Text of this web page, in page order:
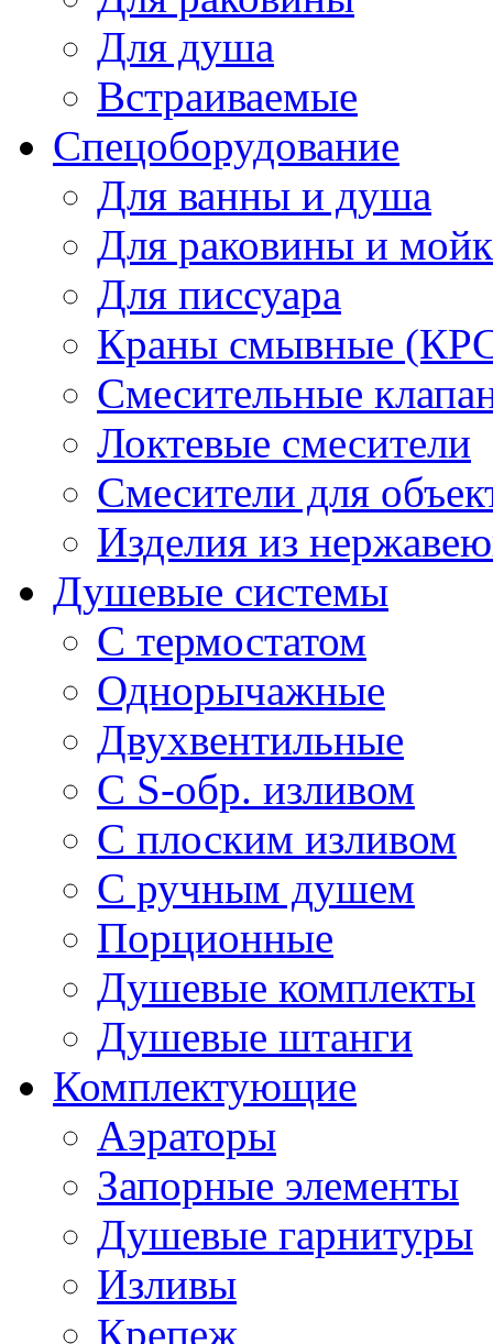
Для душа
Встраиваемые
Спецоборудование
Для ванны и душа
Для раковины и
Для писсуара
Краны смывные
Смесительные
Локтевые смесители
Смесители для
Изделия из
Душевые системы
С термостатом
Однорычажные
Двухвентильные
С S-обр. изливом
С плоским изливом
С ручным душем
Порционные
Душевые комплекты
Душевые штанги
Комплектующие
Аэраторы
Запорные элементы
Душевые гарнитуры
Изливы
Крепеж